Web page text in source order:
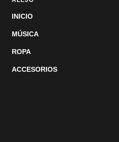
INICIO
MÚSICA
ROPA
ACCESORIOS